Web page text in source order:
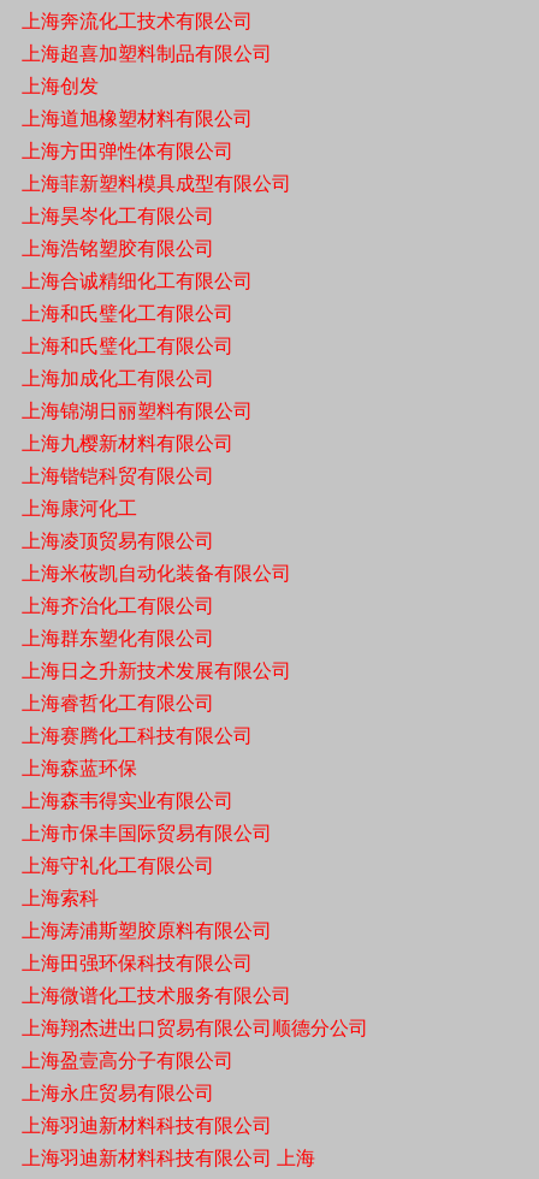
上海奔流化工技术有限公司
上海超喜加塑料制品有限公司
上海创发
上海道旭橡塑材料有限公司
上海方田弹性体有限公司
上海菲新塑料模具成型有限公司
上海昊岑化工有限公司
上海浩铭塑胶有限公司
上海合诚精细化工有限公司
上海和氏璧化工有限公司
上海和氏璧化工有限公司
上海加成化工有限公司
上海锦湖日丽塑料有限公司
上海九樱新材料有限公司
上海锴铠科贸有限公司
上海康河化工
上海凌顶贸易有限公司
上海米莜凯自动化装备有限公司
上海齐治化工有限公司
上海群东塑化有限公司
上海日之升新技术发展有限公司
上海睿哲化工有限公司
上海赛腾化工科技有限公司
上海森蓝环保
上海森韦得实业有限公司
上海市保丰国际贸易有限公司
上海守礼化工有限公司
上海索科
上海涛浦斯塑胶原料有限公司
上海田强环保科技有限公司
上海微谱化工技术服务有限公司
上海翔杰进出口贸易有限公司顺德分公司
上海盈壹高分子有限公司
上海永庄贸易有限公司
上海羽迪新材料科技有限公司
上海羽迪新材料科技有限公司 上海